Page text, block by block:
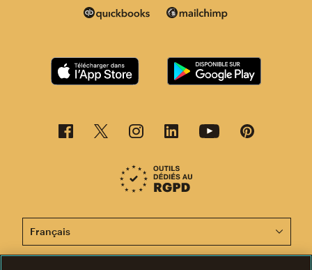
Cette page est désormais disponible en d'autres